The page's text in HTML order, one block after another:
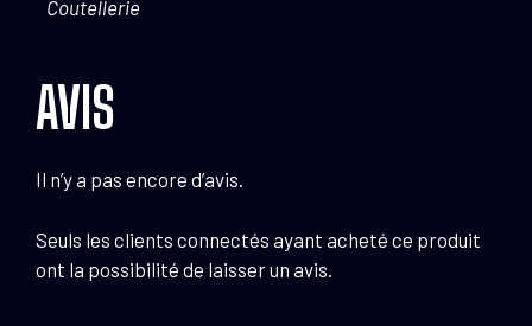
Coutellerie
AVIS
Il n’y a pas encore d’avis.
Seuls les clients connectés ayant acheté ce produit
ont la possibilité de laisser un avis.